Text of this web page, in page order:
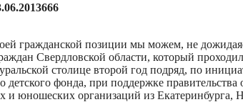
666
гражданской позиции мы можем, не
Свердловской области, который
столице второй год подряд, по
фонда, при поддержке
и юношеских организаций из